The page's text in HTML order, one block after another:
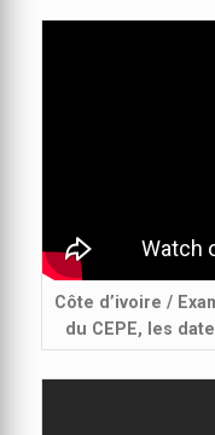
Côte d’ivoire /
du CEPE, les